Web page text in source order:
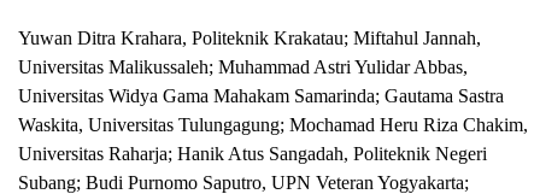
Yuwan Ditra Krahara, Politeknik Krakatau; Miftahul Jannah,
Universitas Malikussaleh; Muhammad Astri Yulidar Abbas,
Universitas Widya Gama Mahakam Samarinda; Gautama Sastra
Waskita, Universitas Tulungagung; Mochamad Heru Riza Chakim,
Universitas Raharja; Hanik Atus Sangadah, Politeknik Negeri
Subang; Budi Purnomo Saputro, UPN Veteran Yogyakarta;